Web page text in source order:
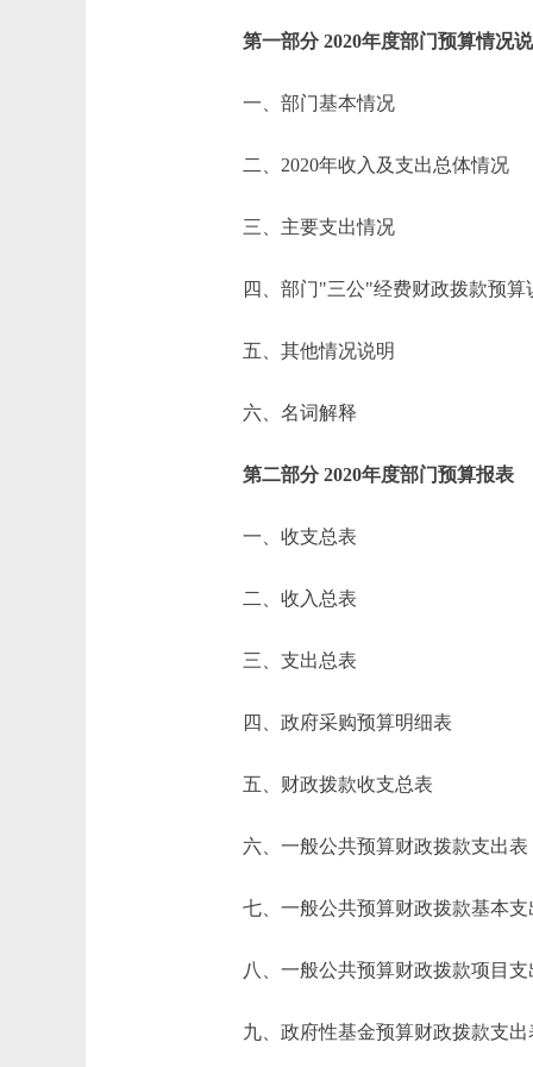
第一部分 2020年度部门预算情况说
一、部门基本情况
二、2020年收入及支出总体情况
三、主要支出情况
四、部门"三公"经费财政拨款预算
五、其他情况说明
六、名词解释
第二部分 2020年度部门预算报表
一、收支总表
二、收入总表
三、支出总表
四、政府采购预算明细表
五、财政拨款收支总表
六、一般公共预算财政拨款支出表
七、一般公共预算财政拨款基本支
八、一般公共预算财政拨款项目支
九、政府性基金预算财政拨款支出